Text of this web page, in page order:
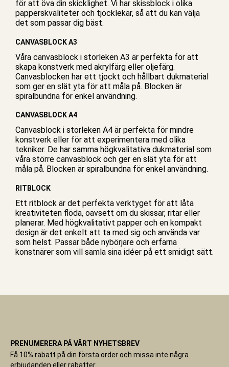
för att öva din skicklighet. Vi har skissblock i olika
papperskvaliteter och tjocklekar, så att du kan välja
det som passar dig bäst.
CANVASBLOCK A3
Våra canvasblock i storleken A3 är perfekta för att
skapa konstverk med akrylfärg eller oljefärg.
Canvasblocken har ett tjockt och hållbart dukmaterial
som ger en slät yta för att måla på. Blocken är
spiralbundna för enkel användning.
CANVASBLOCK A4
Canvasblock i storleken A4 är perfekta för mindre
konstverk eller för att experimentera med olika
tekniker. De har samma högkvalitativa dukmaterial som
våra större canvasblock och ger en slät yta för att
måla på. Blocken är spiralbundna för enkel användning.
RITBLOCK
Ett ritblock är det perfekta verktyget för att låta
kreativiteten flöda, oavsett om du skissar, ritar eller
planerar. Med högkvalitativt papper och en kompakt
design är det enkelt att ta med sig och använda var
som helst. Passar både nybörjare och erfarna
konstnärer som vill samla sina idéer på ett smidigt sätt.
PRENUMERERA PÅ VÅRT NYHETSBREV
Få 10% rabatt på din första order och missa inte några
erbjudanden eller rabatter